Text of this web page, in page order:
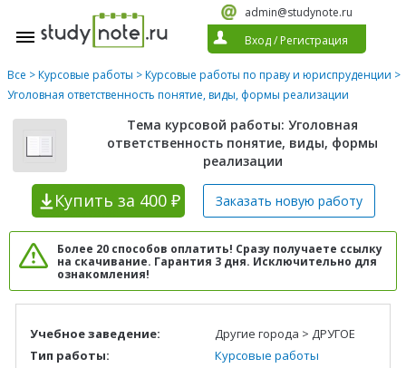
admin@studynote.ru
Вход/ Регистрация
Все >Курсовые работы >Курсовые работы по праву и юриспруденции >
Уголовная ответственность понятие, виды, формы реализации
Тема курсовой работы: Уголовная
ответственность понятие, виды, формы
реализации
Купить за 400 ₽ Заказать новую работу
Более 20 способов оплатить! Сразу получаете ссылку
на скачивание. Гарантия 3 дня. Исключительно для
ознакомления!
Учебное заведение:
Другие города > ДРУГОЕ
Тип работы:
Курсовые работы